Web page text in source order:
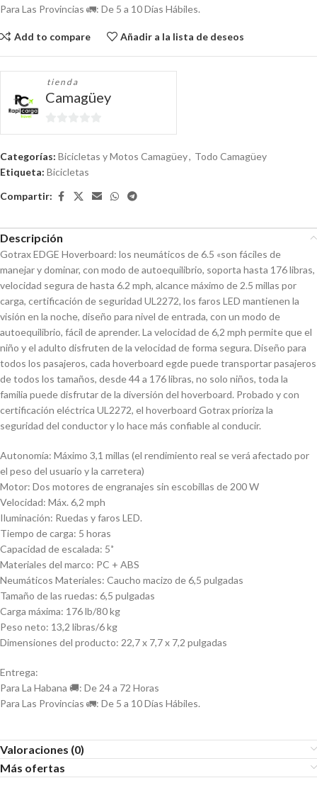
Para Las Provincias 🚛: De 5 a 10 Días Hábiles.
Add to compare Añadir a la lista de deseos
tienda
Camagüey
0
Categorías: Bicicletas y Motos Camagüey, Todo Camagüey
Etiqueta: Bicicletas
Compartir:
Descripción
Gotrax EDGE Hoverboard: los neumáticos de 6.5 «son fáciles de
manejar y dominar, con modo de autoequilibrio, soporta hasta 176 libras,
velocidad segura de hasta 6.2 mph, alcance máximo de 2.5 millas por
carga, certificación de seguridad UL2272, los faros LED mantienen la
visión en la noche, diseño para nivel de entrada, con un modo de
autoequilibrio, fácil de aprender. La velocidad de 6,2 mph permite que el
niño y el adulto disfruten de la velocidad de forma segura. Diseño para
todos los pasajeros, cada hoverboard egde puede transportar pasajeros
de todos los tamaños, desde 44 a 176 libras, no solo niños, toda la
familia puede disfrutar de la diversión del hoverboard. Probado y con
certificación eléctrica UL2272, el hoverboard Gotrax prioriza la
seguridad del conductor y lo hace más confiable al conducir.
Autonomía: Máximo 3,1 millas (el rendimiento real se verá afectado por
el peso del usuario y la carretera)
Motor: Dos motores de engranajes sin escobillas de 200 W
Velocidad: Máx. 6,2 mph
Iluminación: Ruedas y faros LED.
Tiempo de carga: 5 horas
Capacidad de escalada: 5˚
Materiales del marco: PC + ABS
Neumáticos Materiales: Caucho macizo de 6,5 pulgadas
Tamaño de las ruedas: 6,5 pulgadas
Carga máxima: 176 lb/80 kg
Peso neto: 13,2 libras/6 kg
Dimensiones del producto: 22,7 x 7,7 x 7,2 pulgadas
Entrega:
Para La Habana 🚚: De 24 a 72 Horas
Para Las Provincias 🚛: De 5 a 10 Días Hábiles.
Valoraciones (0)
Más ofertas